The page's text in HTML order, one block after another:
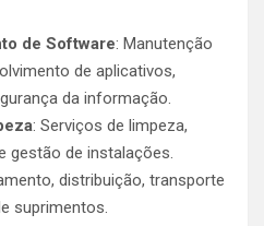
de Software: Manutenção
de aplicativos,
da informação.
: Serviços de limpeza,
gestão de instalações.
distribuição, transporte
suprimentos.